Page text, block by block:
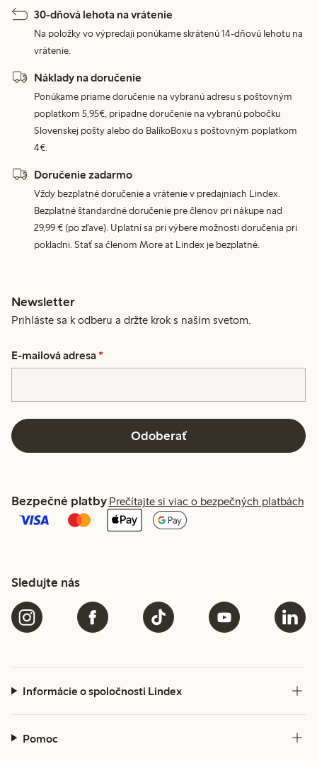
30-dňová lehota na vrátenie
Na položky vo výpredaji ponúkame skrátenú 14-dňovú lehotu na
vrátenie.
Náklady na doručenie
Ponúkame priame doručenie na vybranú adresu s poštovným
poplatkom 5,95€, prípadne doručenie na vybranú pobočku
Slovenskej pošty alebo do BalíkoBoxu s poštovným poplatkom
4€.
Doručenie zadarmo
Vždy bezplatné doručenie a vrátenie v predajniach Lindex.
Bezplatné štandardné doručenie pre členov pri nákupe nad
29,99 € (po zľave). Uplatní sa pri výbere možnosti doručenia pri
pokladni. Stať sa členom More at Lindex je bezplatné.
Newsletter
Prihláste sa k odberu a držte krok s naším svetom.
E-mailová adresa *
Odoberať
Bezpečné platby Prečítajte si viac o bezpečných platbách
Sledujte nás
Informácie o spoločnosti Lindex
Pomoc